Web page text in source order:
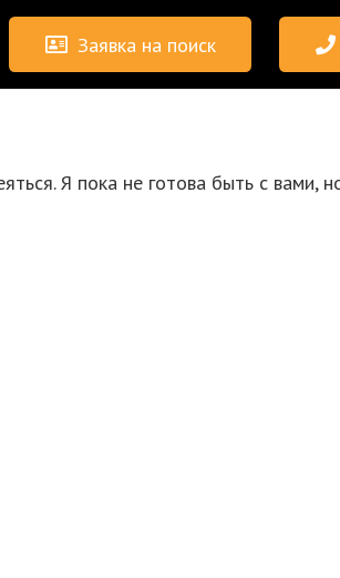
Заявка на поиск
Я пока не готова быть с вами,